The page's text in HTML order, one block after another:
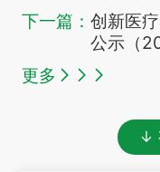
下一篇： 创新医
公示（
更多
↓